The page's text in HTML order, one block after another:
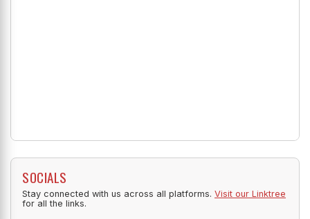
SOCIALS
Stay connected with us across all platforms. Visit our Linktree
for all the links.